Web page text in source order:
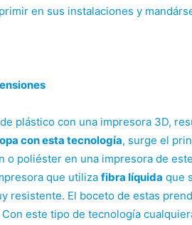
en sus instalaciones y
plástico con una impresora 3D,
con esta tecnología, surge el
o poliéster en una impresora de
que utiliza fibra líquida que
resistente. El boceto de estas
este tipo de tecnología